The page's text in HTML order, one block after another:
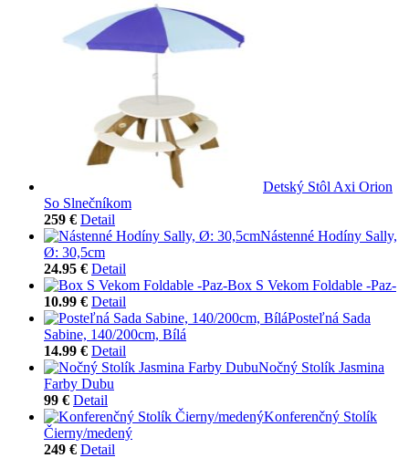
Detský Stôl Axi Orion
So Slnečníkom
259 € Detail
Nástenné Hodíny Sally,
Ø: 30,5cm
24.95 € Detail
Box S Vekom Foldable -Paz-
10.99 € Detail
Posteľná Sada
Sabine, 140/200cm, Bílá
14.99 € Detail
Nočný Stolík Jasmina
Farby Dubu
99 € Detail
Konferenčný Stolík
Čierny/medený
249 € Detail